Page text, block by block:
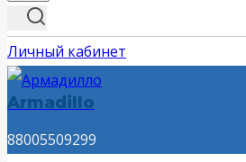
Личный кабинет
Armadillo
88005509299